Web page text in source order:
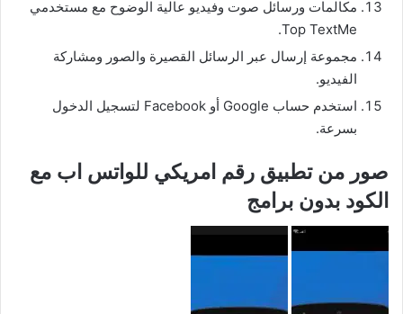
مكالمات ورسائل صوت وفيديو عالية الوضوح مع مستخدمي
Top TextMe.
مجموعة إرسال عبر الرسائل القصيرة والصور ومشاركة
الفيديو.
استخدم حساب Google أو Facebook لتسجيل الدخول
بسرعة.
صور من تطبيق رقم امريكي للواتس اب مع
الكود بدون برامج